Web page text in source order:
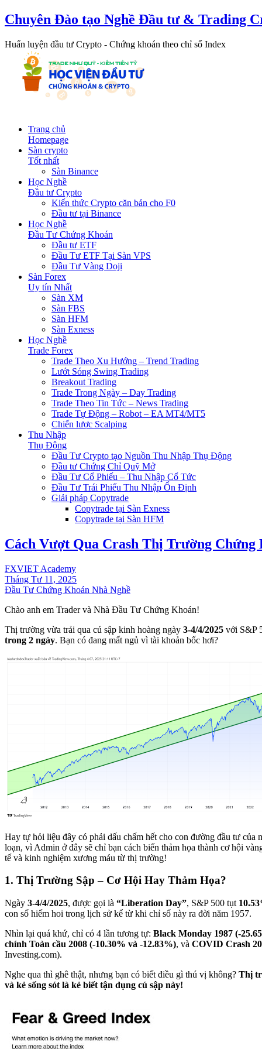
Chuyên Đào tạo Nghề Đầu tư & Trading
Huấn luyện đầu tư Crypto - Chứng khoán theo chỉ số Index
Trang chủ
Homepage
Sàn crypto
Tốt nhất
Sàn Binance
Học Nghề
Đầu tư Crypto
Kiến thức Crypto căn bản cho F0
Đầu tư tại Binance
Học Nghề
Đầu Tư Chứng Khoán
Đầu tư ETF
Đầu Tư ETF Tại Sàn VPS
Đầu Tư Vàng Doji
Sàn Forex
Uy tín Nhất
Sàn XM
Sàn FBS
Sàn HFM
Sàn Exness
Học Nghề
Trade Forex
Trade Theo Xu Hướng – Trend Trading
Lướt Sóng Swing Trading
Breakout Trading
Trade Trong Ngày – Day Trading
Trade Theo Tin Tức – News Trading
Trade Tự Động – Robot – EA MT4/MT5
Chiến lược Scalping
Thu Nhập
Thụ Động
Đầu Tư Crypto tạo Nguồn Thu Nhập Thụ Động
Đầu tư Chứng Chỉ Quỹ Mở
Đầu Tư Cổ Phiếu – Thu Nhập Cổ Tức
Đầu Tư Trái Phiếu Thu Nhập Ổn Định
Giải pháp Copytrade
Copytrade tại Sàn Exness
Copytrade tại Sàn HFM
Cách Vượt Qua Crash Thị Trường Chứng
FXVIET Academy
Tháng Tư 11, 2025
Đầu Tư Chứng Khoán Nhà Nghề
Chào anh em Trader và Nhà Đầu Tư Chứng Khoán!
Thị trường vừa trải qua cú sập kinh hoàng ngày 3-4/4/2025 với S&P
trong 2 ngày. Bạn có đang mất ngủ vì tài khoản bốc hơi?
Hay tự hỏi liệu đây có phải dấu chấm hết cho con đường đầu tư của
loạn, vì Admin ở đây sẽ chỉ bạn cách biến thảm họa thành cơ hội
tế và kinh nghiệm xương máu từ thị trường!
1. Thị Trường Sập – Cơ Hội Hay Thảm Họa?
Ngày 3-4/4/2025, được gọi là “Liberation Day”, S&P 500 tụt
con số hiếm hoi trong lịch sử kể từ khi chỉ số này ra đời năm 1957.
Nhìn lại quá khứ, chỉ có 4 lần tương tự: Black Monday 1987 (-
chính Toàn cầu 2008 (-10.30% và -12.83%), và COVID Crash
Investing.com).
Nghe qua thì ghê thật, nhưng bạn có biết điều gì thú vị không? Thị
và kẻ sống sót là kẻ biết tận dụng cú sập này!